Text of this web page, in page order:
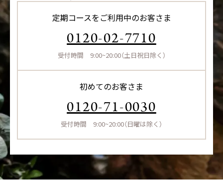
定期コースをご利用中のお客さま
0120-02-7710
受付時間 9:00~20:00（土日祝日除く）
初めてのお客さま
0120-71-0030
受付時間 9:00~20:00（日曜は除く）